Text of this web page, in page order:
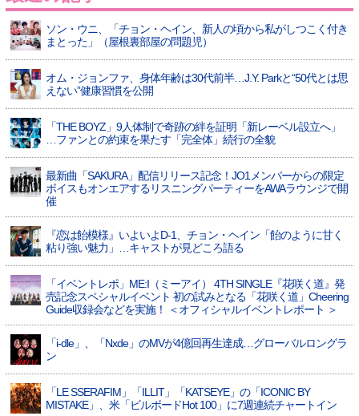
ソン・ウニ、「チョン・ヘイン、新人の頃から私がしつこく付き
まとった」（屋根裏部屋の問題児）
オム・ジョンファ、身体年齢は30代前半…J.Y. Parkと“50代とは思
えない”健康習慣を公開
「THE BOYZ」9人体制で奇跡の絆を証明「新レーベル設立へ」
…ファンとの約束を果たす「完全体」続行の全貌
最新曲「SAKURA」配信リリース記念！JO1メンバーからの限定
ボイスもオンエアするリスニングパーティーをAWAラウンジで開
催
『恋は飴模様』いよいよD-1、チョン・ヘイン「飴のように甘く
粘り強い魅力」…キャストが見どころ語る
「イベントレポ」ME:I（ミーアイ） 4TH SINGLE『花咲く道』発
売記念スペシャルイベント 初の試みとなる「花咲く道」Cheering
Guide収録会などを実施！ ＜オフィシャルイベントレポート ＞
「i-dle」、「Nxde」のMVが4億回再生達成…グローバルロングラ
ン
「LE SSERAFIM」「ILLIT」「KATSEYE」の「ICONIC BY
MISTAKE」、米「ビルボードHot 100」に7週連続チャートイン